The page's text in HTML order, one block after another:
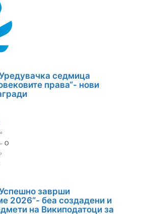
седмица
права“- нови
заврши
2026“- беа создадени и
на Википодатоци за